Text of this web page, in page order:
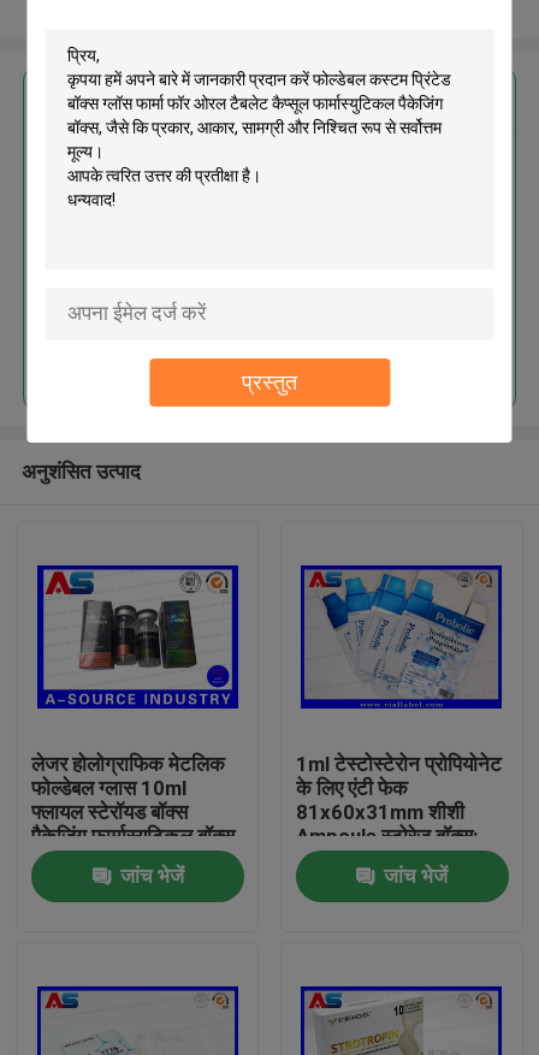
प्रस्तुत
घर
हमारे बारे में
सबसे उत्तम प्रतिदान प्राप्त करें
फोल्डेबल कस्टम प्रिंटेड बॉक्स ग्लॉस फार्मा
अनुशंसित उत्पाद
लेजर होलोग्राफिक मेटलिक
फोल्डेबल ग्लास 10ml
फ्लायल स्टेरॉयड बॉक्स
पैकेजिंग फार्मास्यूटिकल बॉक्स
लेबल
जांच भेजें
1ml टेस्टोस्टेरोन प्रोपियोनेट
के लिए एंटी फेक
81x60x31mm शीशी
Ampoule स्टोरेज बॉक्स:
जांच भेजें